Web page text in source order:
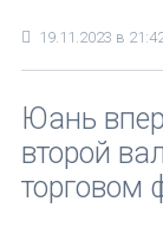
19.11.2023 в
Юань
второй
торговом